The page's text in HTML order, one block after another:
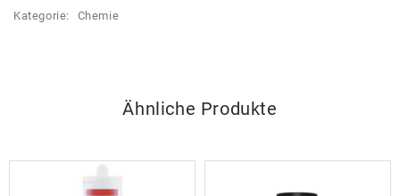
Kategorie:
Chemie
Ähnliche Produkte